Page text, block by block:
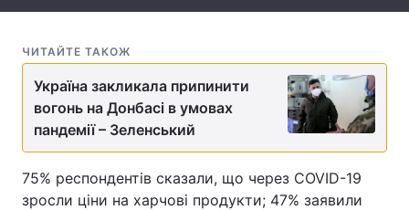
Тема оформлення
ЧИТАЙТЕ ТАКОЖ
Україна закликала припинити
вогонь на Донбасі в умовах
пандемії – Зеленський
75% респондентів сказали, що через COVID-19
зросли ціни на харчові продукти; 47% заявили